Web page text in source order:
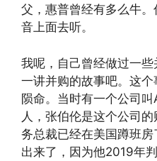
父，惠普曾经有多么牛
音上面去听。
我呢，自己曾经做过一
一讲并购的故事吧。这
陨命。当时有一个公司
人，张伯伦是这个公司
务总裁已经在美国蹲班
出来了，因为他2019年